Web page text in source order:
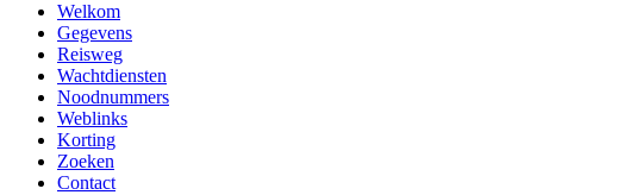
Welkom
Gegevens
Reisweg
Wachtdiensten
Noodnummers
Weblinks
Korting
Zoeken
Contact